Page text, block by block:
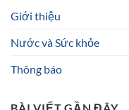
Giới thiệu
Nước và Sức khỏe
Thông báo